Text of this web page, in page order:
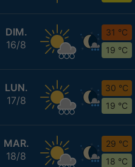
DIM.
16/8
31 °C
19 °C
LUN.
17/8
30 °C
19 °C
MAR.
18/8
29 °C
18 °C